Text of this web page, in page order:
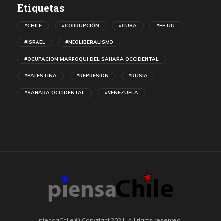
Etiquetas
#CHILE #CORRUPCIÓN #CUBA #EE.UU.
#ISRAEL #NEOLIBERALISMO
#OCUPACION MARROQUI DEL SAHARA OCCIDENTAL
#PALESTINA #REPRESION #RUSIA
#SAHARA OCCIDENTAL #VENEZUELA